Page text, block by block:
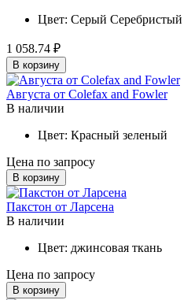
Цвет: Серый Серебристый
1 058.74 ₽
В корзину
Августа от Colefax and Fowler
В наличии
Цвет: Красный зеленый
Цена по запросу
В корзину
Пакстон от Ларсена
В наличии
Цвет: джинсовая ткань
Цена по запросу
В корзину